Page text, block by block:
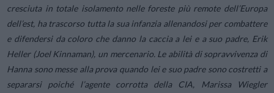
cresciuta in totale isolamento nelle foreste più remote dell’Europa
dell’est, ha trascorso tutta la sua infanzia allenandosi per combattere
e difendersi da coloro che danno la caccia a lei e a suo padre, Erik
Heller (Joel Kinnaman), un mercenario. Le abilità di sopravvivenza di
Hanna sono messe alla prova quando lei e suo padre sono costretti a
separarsi poiché l’agente corrotta della CIA, Marissa Wiegler